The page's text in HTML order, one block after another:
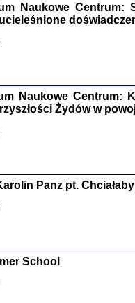
Naukowe Centrum:
Naukowe Centrum:
Żydów w
Panz pt.
School